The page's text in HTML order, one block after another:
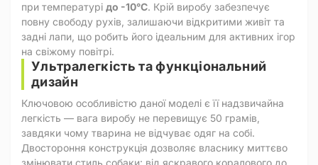
при температурі до -10°C. Крій виробу забезпечує
повну свободу рухів, залишаючи відкритими живіт та
задні лапи, що робить його ідеальним для активних ігор
на свіжому повітрі.
Ультралегкість та функціональний
дизайн
Ключовою особливістю даної моделі є її надзвичайна
легкість — вага виробу не перевищує 50 грамів,
завдяки чому тварина не відчуває одяг на собі.
Двостороння конструкція дозволяє власнику миттєво
змінювати стиль собаки: від яскравого коралового до